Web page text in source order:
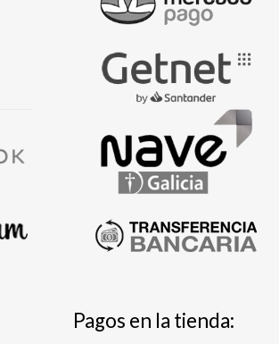
Pagos en la tienda: